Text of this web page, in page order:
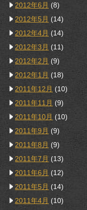
2012年6月 (8)
2012年5月 (14)
2012年4月 (14)
2012年3月 (11)
2012年2月 (9)
2012年1月 (18)
2011年12月 (10)
2011年11月 (9)
2011年10月 (10)
2011年9月 (9)
2011年8月 (9)
2011年7月 (13)
2011年6月 (12)
2011年5月 (14)
2011年4月 (10)